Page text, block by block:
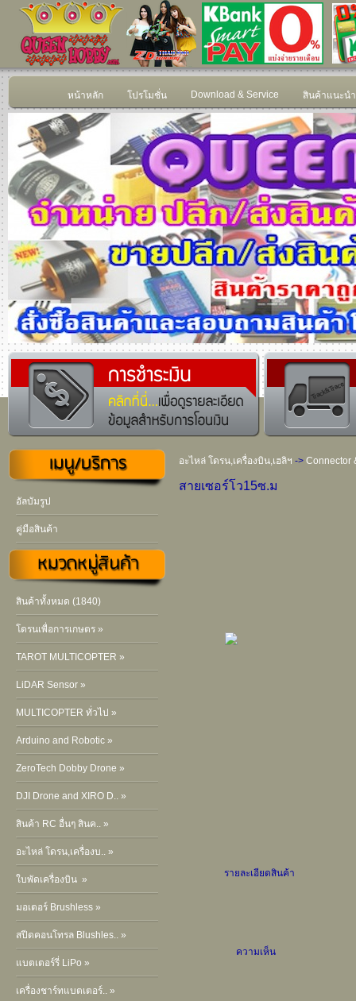
หน้าหลัก โปรโมชั่น Download & Service สินค้าแนะนำ
อัลบัมรูป
คู่มือสินค้า
สินค้าทั้งหมด (1840)
โดรนเพื่อการเกษตร »
TAROT MULTICOPTER »
LiDAR Sensor »
MULTICOPTER ทั่วไป »
Arduino and Robotic »
ZeroTech Dobby Drone »
DJI Drone and XIRO D.. »
สินค้า RC อื่นๆ สินค.. »
อะไหล่ โดรน,เครื่องบ.. »
ใบพัดเครื่องบิน »
มอเตอร์ Brushless »
สปีดคอนโทรล Blushles.. »
แบตเตอร์รี่ LiPo »
เครื่องชาร์ทแบตเตอร์.. »
อะไหล่ โดรน,เครื่องบิน,เฮลิฯ -> Connector
สายเซอร์โว15ซ.ม
รายละเอียดสินค้า
ความเห็น